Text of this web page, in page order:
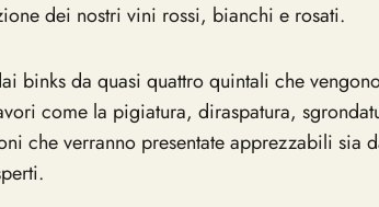
dei nostri vini rossi, bianchi e rosati.
binks da quasi quattro quintali che
come la pigiatura, diraspatura,
che verranno presentate apprezzabili sia